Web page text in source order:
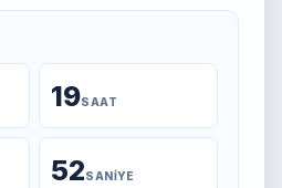
19SAAT
52SANIYE